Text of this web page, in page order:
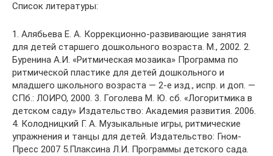
Список литературы:
1. Алябьева Е. А. Коррекционно-развивающие занятия
для детей старшего дошкольного возраста. М., 2002. 2.
Буренина А.И. «Ритмическая мозаика» Программа по
ритмической пластике для детей дошкольного и
младшего школьного возраста — 2-е изд., испр. и доп. —
СПб.: ЛОИРО, 2000. 3. Гоголева М. Ю. сб. «Логоритмика в
детском саду» Издательство: Академия развития. 2006.
4. Колодницкий Г. А. Музыкальные игры, ритмические
упражнения и танцы для детей. Издательство: Гном-
Пресс 2007 5.Плаксина Л.И. Программы детского сада.